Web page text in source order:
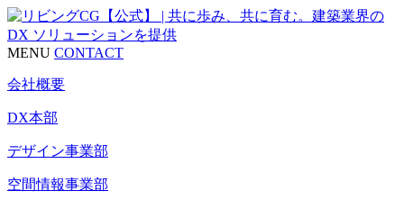
MENU CONTACT
会社概要
DX本部
デザイン事業部
空間情報事業部